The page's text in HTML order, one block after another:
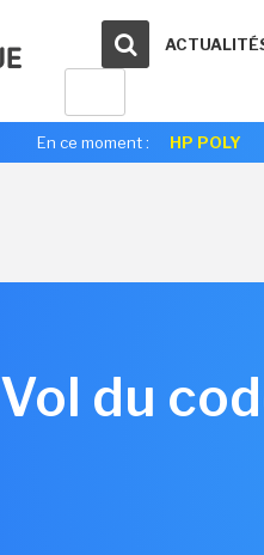
En ce moment : HP POLY
Vol du